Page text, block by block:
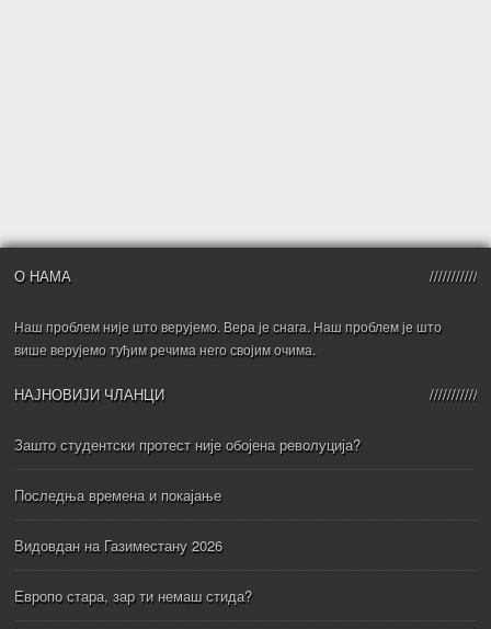
О НАМА
Наш проблем није што верујемо. Вера је снага. Наш проблем је што
више верујемо туђим речима него својим очима.
НАЈНОВИЈИ ЧЛАНЦИ
Зашто студентски протест није обојена револуција?
Последња времена и покајање
Видовдан на Газиместану 2026
Европо стара, зар ти немаш стида?